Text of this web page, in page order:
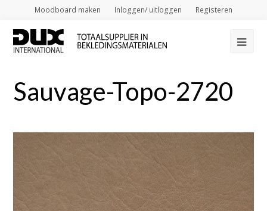
Moodboard maken Inloggen/ uitloggen Registeren
Sauvage-Topo-2720